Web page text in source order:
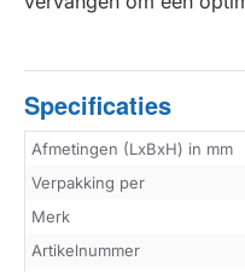
Specificaties
Afmetingen (LxBxH) in mm
Verpakking per
Merk
Artikelnummer